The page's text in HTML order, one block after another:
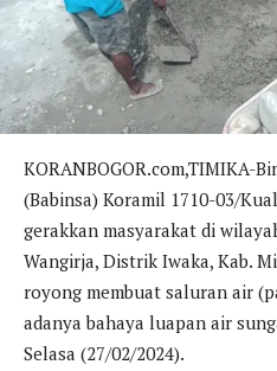
KORANBOGOR.com,TIMIKA-
(Babinsa) Koramil 1710-03/
gerakkan masyarakat di
Wangirja, Distrik Iwaka, Kab.
royong membuat saluran air
adanya bahaya luapan air
Selasa (27/02/2024).